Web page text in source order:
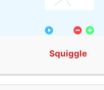
Squiggle